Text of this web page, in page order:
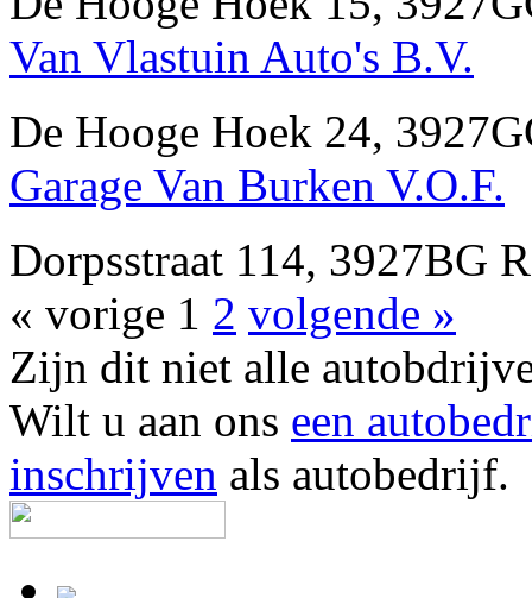
Van Vlastuin Auto's B.V.
De Hooge Hoek 24,
Garage Van Burken V.O.F.
Dorpsstraat 114, 3927BG
« vorige 1 2 volgende »
Zijn dit niet alle
Wilt u aan ons een
inschrijven als autobedrijf.